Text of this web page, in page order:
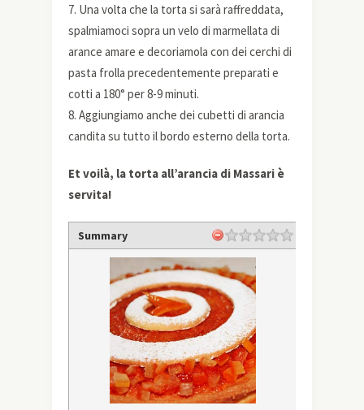
7. Una volta che la torta si sarà raffreddata,
spalmiamoci sopra un velo di marmellata di
arance amare e decoriamola con dei cerchi di
pasta frolla precedentemente preparati e
cotti a 180° per 8-9 minuti.
8. Aggiungiamo anche dei cubetti di arancia
candita su tutto il bordo esterno della torta.
Et voilà, la torta all’arancia di Massari è
servita!
Summary